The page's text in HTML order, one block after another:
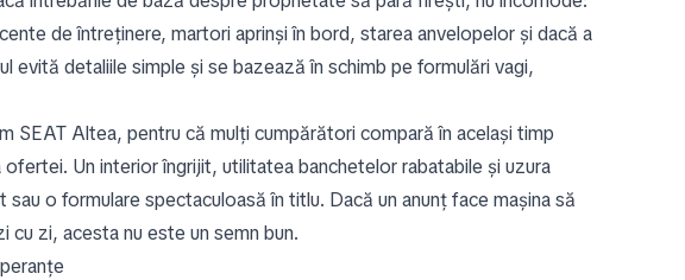
de întreținere, martori aprinși în bord, starea anvelopelor și dacă a
detaliile simple și se bazează în schimb pe formulări vagi,
SEAT Altea, pentru că mulți cumpărători compară în același timp
Un interior îngrijit, utilitatea banchetelor rabatabile și uzura
o formulare spectaculoasă în titlu. Dacă un anunț face mașina să
cu zi, acesta nu este un semn bun.